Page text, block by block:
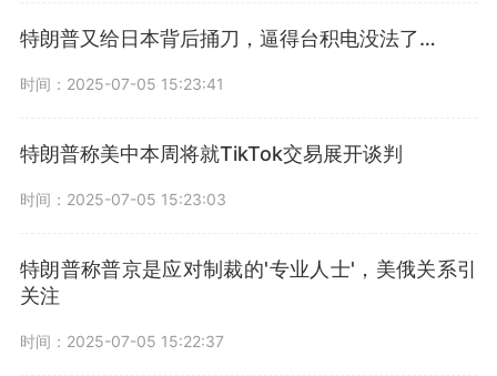
特朗普又给日本背后捅刀，逼得台积电没法了…
时间：2025-07-05 15:23:41
特朗普称美中本周将就TikTok交易展开谈判
时间：2025-07-05 15:23:03
特朗普称普京是应对制裁的'专业人士'，美俄关系引
关注
时间：2025-07-05 15:22:37